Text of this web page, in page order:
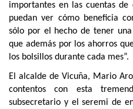
importantes en las cuentas
puedan ver cómo beneficia
sólo por el hecho de tener
que además por los ahorros
los bolsillos durante cada mes”.
El alcalde de Vicuña, Mario
contentos con esta
subsecretario y el seremi de